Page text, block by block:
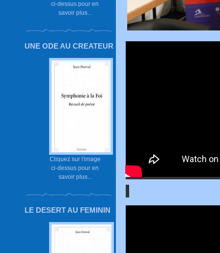
ci-dessus pour en
savoir plus...
UNE ODE AU CREATEUR
Cliquez sur l'image
ci-dessus pour en
savoir plus...
LE DESERT AU FEMININ